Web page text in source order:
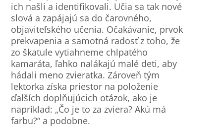
ich našli a identifikovali. Učia sa tak nové
slová a zapájajú sa do čarovného,
objaviteľského učenia. Očakávanie, prvok
prekvapenia a samotná radosť z toho, že
zo škatule vytiahneme chlpatého
kamaráta, ľahko nalákajú malé deti, aby
hádali meno zvieratka. Zároveň tým
lektorka získa priestor na položenie
ďalších doplňujúcich otázok, ako je
napríklad: „Čo je to za zviera? Akú má
farbu?“ a podobne.